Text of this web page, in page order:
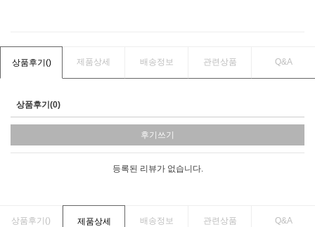
상품후기() 제품상세 배송정보 관련상품 Q&A
상품후기(0)
후기쓰기
등록된 리뷰가 없습니다.
상품후기() 제품상세 배송정보 관련상품 Q&A